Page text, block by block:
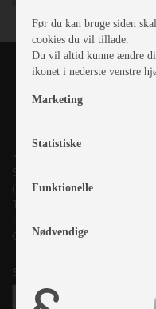
Kronjyllands Camping
Suderholmen 10, 8960
(Lige ud til Grenåvej)
Tlf. +45 87 10 98 70
Info@as-kcc.dk
CVR: 33 38 77 33
Samtykke til nyhedsbrev
Før du kan bruge siden
cookies du vil tillade.
Du vil altid kunne ændre
ikonet i nederste venstre
Marketing
Statistiske
Funktionelle
Nødvendige